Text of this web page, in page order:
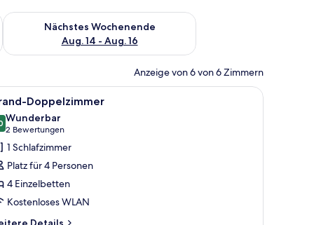
Aug. 7 - Aug. 9.
Nächstes Wochenende
Aug. 14 - Aug. 16
Überprüfe die Verfügbarkeit für nächstes Wochenende, Aug.
Anzeige von 6 von 6 Zimmern
Bettwäsche, einem hölzernen Kopfteil, einem Bild an der Wand und einer
Ein Hotelzimmer mit zwei Einzelbetten,
12 Doppelzimmer
von 10
Wunderbar
2 Bewertungen
(2
Bewertungen)
1 Schlafzimmer
Platz für 4 Personen
4 Einzelbetten
Kostenloses WLAN